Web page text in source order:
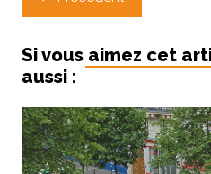
de
l’article
Si vous aimez cet
aussi :